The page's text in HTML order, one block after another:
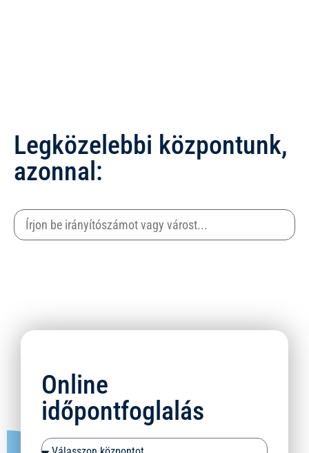
Legközelebbi központunk,
azonnal:
Online
időpontfoglalás